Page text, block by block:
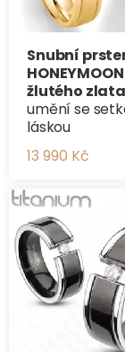
Snubní
žlutého zlata
umění se
láskou
13 990 Kč